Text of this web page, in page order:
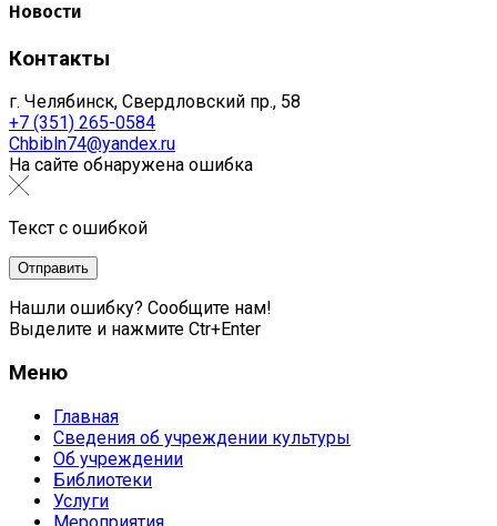
Новости
Контакты
г. Челябинск, Свердловский пр., 58
+7 (351) 265-0584
Chbibln74@yandex.ru
На сайте обнаружена ошибка
Текст с ошибкой
Нашли ошибку? Сообщите нам!
Выделите и нажмите Ctr+Enter
Меню
Главная
Сведения об учреждении культуры
Об учреждении
Библиотеки
Услуги
Мероприятия